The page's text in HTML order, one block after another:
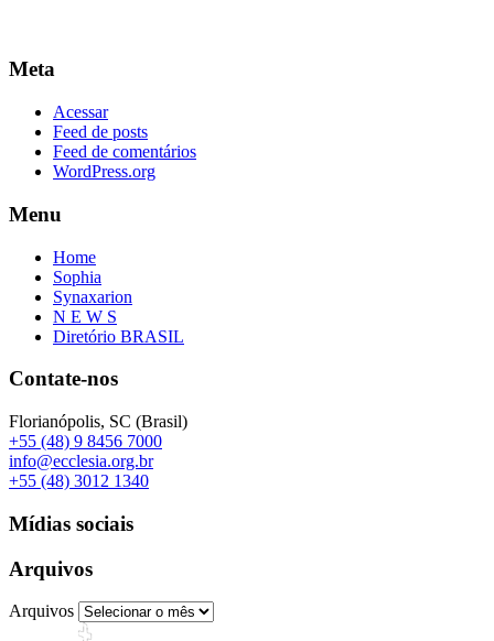
Meta
Acessar
Feed de posts
Feed de comentários
WordPress.org
Menu
Home
Sophia
Synaxarion
N E W S
Diretório BRASIL
Contate-nos
Florianópolis, SC (Brasil)
+55 (48) 9 8456 7000
info@ecclesia.org.br
+55 (48) 3012 1340
Mídias sociais
Arquivos
Arquivos